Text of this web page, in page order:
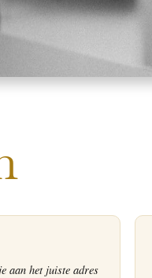
aan het juiste adres